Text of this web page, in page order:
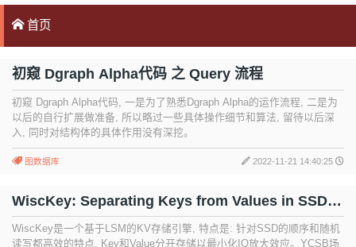
首页
初窥 Dgraph Alpha代码 之 Query 流程
初窥 Dgraph Alpha代码, 一是为了熟悉Dgraph Alpha的运作流程, 二是为
以后的自行扩展做准备, 所以略过一些具体操作细节和算法, 留待以后深
入, 同时对结构体的具体作用没有深挖。
图数据库 2022-11-21 14:40:25
WiscKey: Separating Keys from Values in SSD-
Conscious Storage [归拢]
WiscKey是一个基于LSM的KV存储引擎, 特点是: 针对SSD的顺序和随机
读写都高效的特点, Key和Value分开存储以最小化IO放大效应。YCSB场